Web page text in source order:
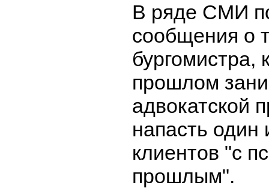
В ряде СМИ
сообщения о
бургомистра,
прошлом
адвокатской
напасть один
клиентов "с
прошлым".